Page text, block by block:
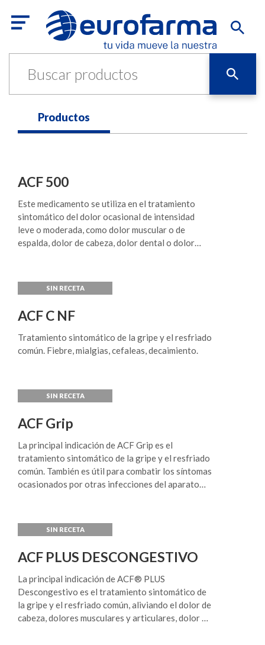
Productos
ACF 500
Este medicamento se utiliza en el tratamiento
sintomático del dolor ocasional de intensidad
leve o moderada, como dolor muscular o de
espalda, dolor de cabeza, dolor dental o dolor
ACF C NF
Tratamiento sintomático de la gripe y el resfriado
común. Fiebre, mialgias, cefaleas, decaimiento.
ACF Grip
La principal indicación de ACF Grip es el
tratamiento sintomático de la gripe y el resfriado
común. También es útil para combatir los síntomas
ocasionados por otras infecciones del aparato
ACF PLUS DESCONGESTIVO
La principal indicación de ACF® PLUS
Descongestivo es el tratamiento sintomático de
la gripe y el resfriado común, aliviando el dolor de
cabeza, dolores musculares y articulares, dolor de